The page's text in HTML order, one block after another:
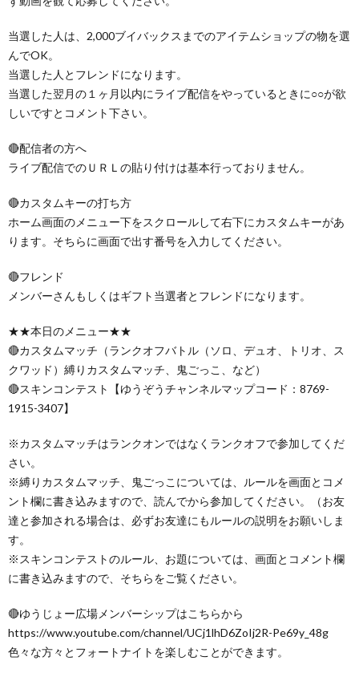
当選した人は、2,000ブイバックスまでのアイテムショップの物を選
んでOK。
当選した人とフレンドになります。
当選した翌月の１ヶ月以内にライブ配信をやっているときに○○が欲
しいですとコメント下さい。
🔴配信者の方へ
ライブ配信でのＵＲＬの貼り付けは基本行っておりません。
🔴カスタムキーの打ち方
ホーム画面のメニュー下をスクロールして右下にカスタムキーがあ
ります。そちらに画面で出す番号を入力してください。
🔴フレンド
メンバーさんもしくはギフト当選者とフレンドになります。
★★本日のメニュー★★
🔴カスタムマッチ（ランクオフバトル（ソロ、デュオ、トリオ、ス
クワッド）縛りカスタムマッチ、鬼ごっこ、など）
🔴スキンコンテスト【ゆうぞうチャンネルマップコード：8769-
1915-3407】
※カスタムマッチはランクオンではなくランクオフで参加してくだ
さい。
※縛りカスタムマッチ、鬼ごっこについては、ルールを画面とコメ
ント欄に書き込みますので、読んでから参加してください。（お友
達と参加される場合は、必ずお友達にもルールの説明をお願いしま
す。
※スキンコンテストのルール、お題については、画面とコメント欄
に書き込みますので、そちらをご覧ください。
🔴ゆうじょー広場メンバーシップはこちらから
https://www.youtube.com/channel/UCj1lhD6ZoIj2R-Pe69y_48g
色々な方々とフォートナイトを楽しむことができます。